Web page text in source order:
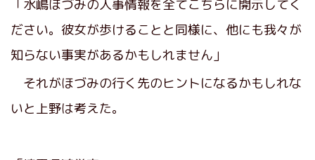
「水嶋ほづみの人事情報を全てこちらに開示してく
ださい。彼女が歩けることと同様に、他にも我々が
知らない事実があるかもしれません」
それがほづみの行く先のヒントになるかもしれな
いと上野は考えた。